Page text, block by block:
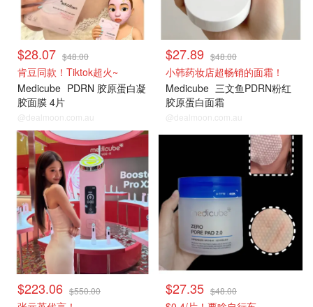
$28.07 $48.00
肯豆同款！Tiktok超火~
Medicube PDRN 胶原蛋白凝
胶面膜 4片
@dealmoon.com.au
$27.89 $48.00
小韩药妆店超畅销的面霜！
Medicube 三文鱼PDRN粉红
胶原蛋白面霜
@dealmoon.com.au
$223.06 $550.00 $27.35 $48.00